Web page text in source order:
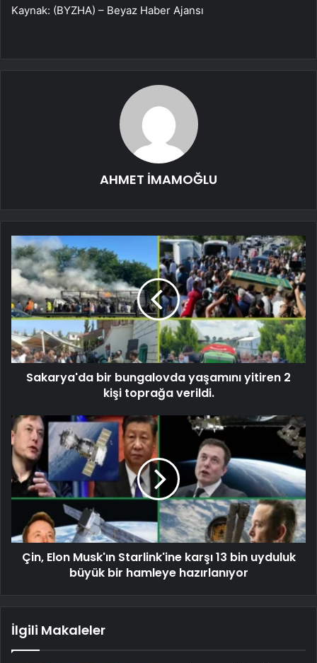
Kaynak: (BYZHA) – Beyaz Haber Ajansı
AHMET İMAMOĞLU
Sakarya'da bir bungalovda yaşamını yitiren 2
kişi toprağa verildi.
Çin, Elon Musk'ın Starlink'ine karşı 13 bin uyduluk
büyük bir hamleye hazırlanıyor
İlgili Makaleler